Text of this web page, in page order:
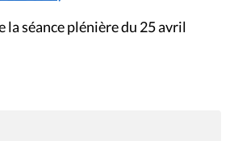
la séance plénière du 25 avril